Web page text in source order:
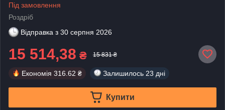
Під замовлення
Роздріб
Відправка з 30 серпня 2026
15 514,38 ₴ 15 831 ₴
Економія 316.62 ₴ Залишилось 23 дні
Купити